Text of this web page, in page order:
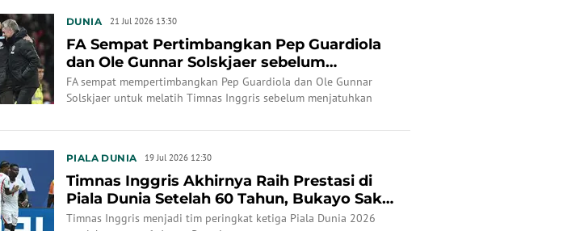
DUNIA 21 Jul 2026 13:30
FA Sempat Pertimbangkan Pep Guardiola
dan Ole Gunnar Solskjaer sebelum
Menunjuk Thomas Tuc...
FA sempat mempertimbangkan Pep Guardiola dan Ole Gunnar
Solskjaer untuk melatih Timnas Inggris sebelum menjatuhkan
PIALA DUNIA 19 Jul 2026 12:30
Timnas Inggris Akhirnya Raih Prestasi di
Piala Dunia Setelah 60 Tahun, Bukayo Saka
hingga ...
Timnas Inggris menjadi tim peringkat ketiga Piala Dunia 2026